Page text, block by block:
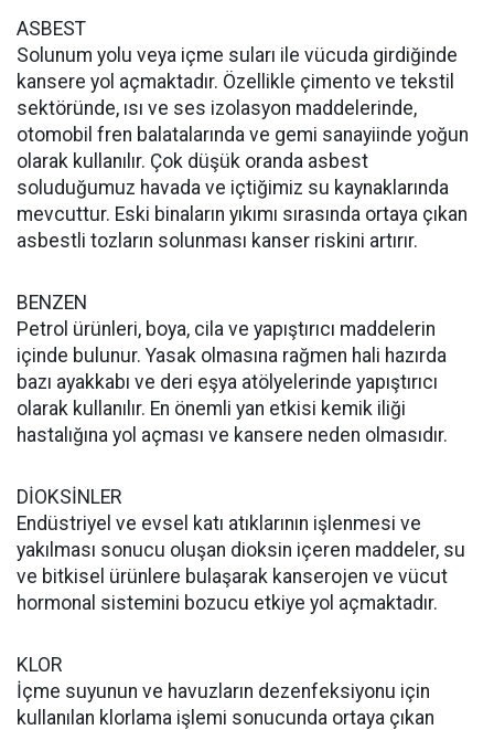
ASBEST
Solunum yolu veya içme suları ile vücuda girdiğinde
kansere yol açmaktadır. Özellikle çimento ve tekstil
sektöründe, ısı ve ses izolasyon maddelerinde,
otomobil fren balatalarında ve gemi sanayiinde yoğun
olarak kullanılır. Çok düşük oranda asbest
soluduğumuz havada ve içtiğimiz su kaynaklarında
mevcuttur. Eski binaların yıkımı sırasında ortaya çıkan
asbestli tozların solunması kanser riskini artırır.
BENZEN
Petrol ürünleri, boya, cila ve yapıştırıcı maddelerin
içinde bulunur. Yasak olmasına rağmen hali hazırda
bazı ayakkabı ve deri eşya atölyelerinde yapıştırıcı
olarak kullanılır. En önemli yan etkisi kemik iliği
hastalığına yol açması ve kansere neden olmasıdır.
DİOKSİNLER
Endüstriyel ve evsel katı atıklarının işlenmesi ve
yakılması sonucu oluşan dioksin içeren maddeler, su
ve bitkisel ürünlere bulaşarak kanserojen ve vücut
hormonal sistemini bozucu etkiye yol açmaktadır.
KLOR
İçme suyunun ve havuzların dezenfeksiyonu için
kullanılan klorlama işlemi sonucunda ortaya çıkan